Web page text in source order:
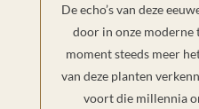
De echo’s van deze
door in onze
moment steeds meer
van deze planten
voort die millennia